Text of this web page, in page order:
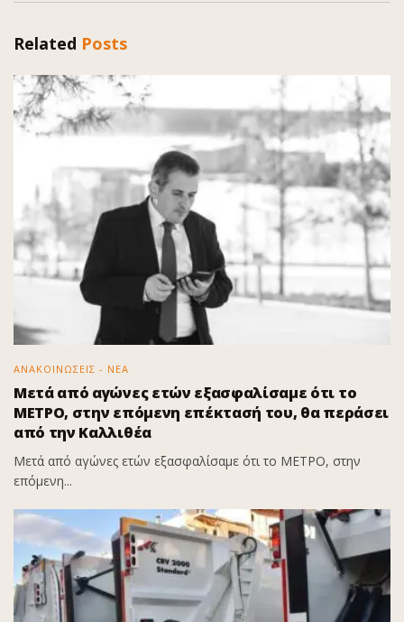
Related Posts
ΑΝΑΚΟΙΝΩΣΕΙΣ - ΝΕΑ
Μετά από αγώνες ετών εξασφαλίσαμε ότι το
ΜΕΤΡΟ, στην επόμενη επέκτασή του, θα περάσει
από την Καλλιθέα
Μετά από αγώνες ετών εξασφαλίσαμε ότι το ΜΕΤΡΟ, στην
επόμενη...